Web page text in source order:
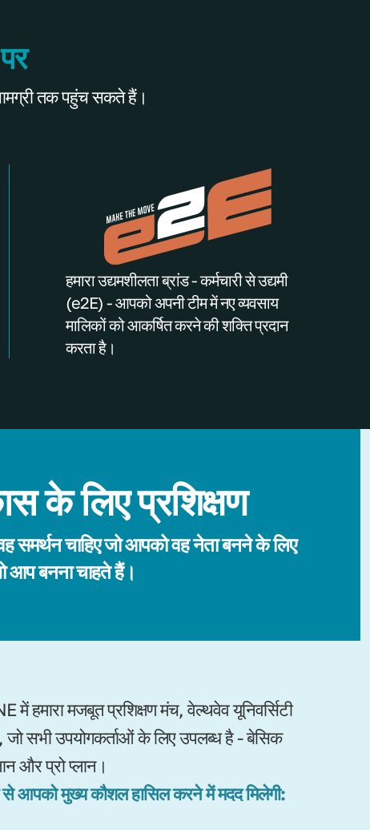
तक पहुंच सकते हैं।
हमारा उद्यमशीलता ब्रांड - कर्मचारी से उद्यमी
(e2E) - आपको अपनी टीम में नए व्यवसाय
मालिकों को आकर्षित करने की शक्ति प्रदान
करता है।
के लिए प्रशिक्षण
समर्थन चाहिए जो आपको वह नेता बनने के लिए
आप बनना चाहते हैं।
में हमारा मजबूत प्रशिक्षण मंच, वेल्थवेव यूनिवर्सिटी
जो सभी उपयोगकर्ताओं के लिए उपलब्ध है - बेसिक
और प्रो प्लान।
से आपको मुख्य कौशल हासिल करने में मदद मिलेगी: